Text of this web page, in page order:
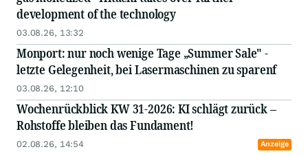
development of the technology
03.08.26, 13:32
Monport: nur noch wenige Tage „Summer Sale" -
letzte Gelegenheit, bei Lasermaschinen zu sparenf
03.08.26, 12:10
Wochenrückblick KW 31-2026: KI schlägt zurück –
Rohstoffe bleiben das Fundament!
02.08.26, 14:54 Anzeige